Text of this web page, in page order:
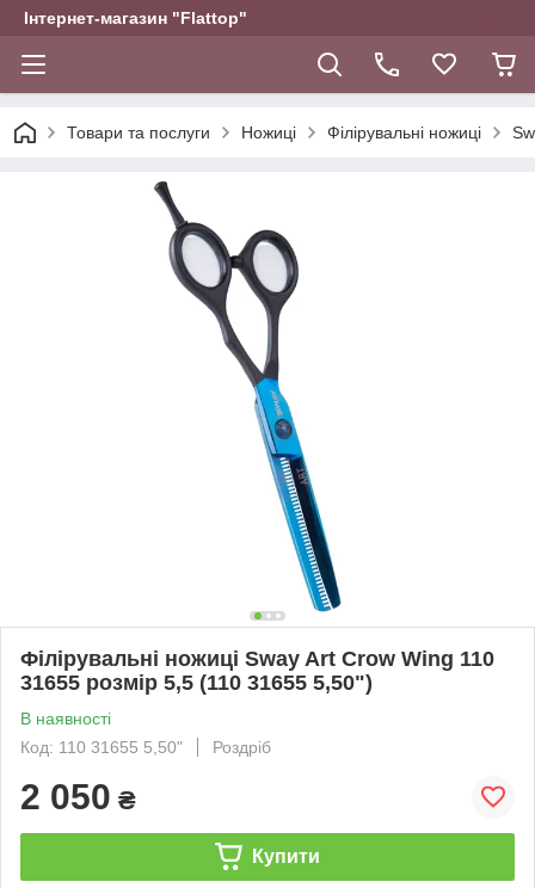
Інтернет-магазин "Flattop"
Товари та послуги Ножиці Філірувальні ножиці
Філірувальні ножиці Sway Art Crow Wing 110
31655 розмір 5,5 (110 31655 5,50")
В наявності
Код: 110 31655 5,50"
Роздріб
2 050 ₴
Купити